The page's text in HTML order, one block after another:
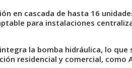
en cascada de hasta 16
para instalaciones
la bomba hidráulica, lo
residencial y comercial, como